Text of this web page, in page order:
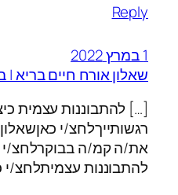
Reply
1 במרץ 2022
שאלון אורח חיים בריא
[…] להתבוננות עצמית
רגשותייךלחצ/י
את/ה קמ/ה בבוקרלחצ/י
להתבוננות עצמיתלחצ/